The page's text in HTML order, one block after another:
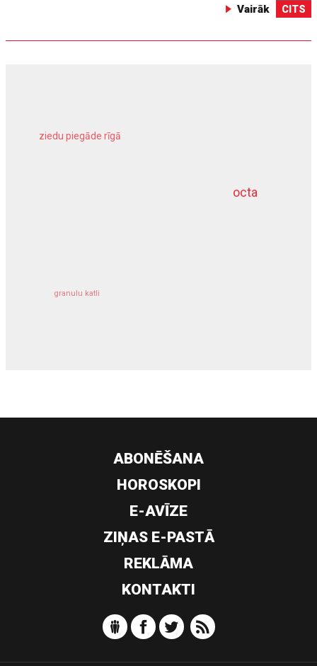
Vairāk CITS
octa
ziedu piegāde rīgā
granulu katli
dziļurbums
ABONĒŠANA
HOROSKOPI
E-AVĪZE
ZIŅAS E-PASTĀ
REKLĀMA
KONTAKTI